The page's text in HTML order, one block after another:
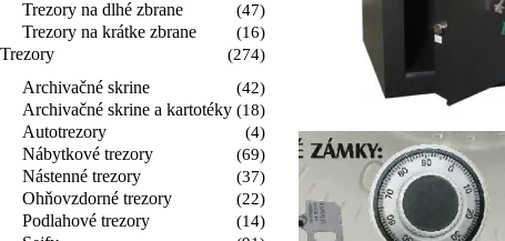
Trezory na dlhé zbrane (47)
Trezory na krátke zbrane (16)
Trezory (274)
Archivačné skrine (42)
Archivačné skrine a kartotéky (18)
Autotrezory (4)
Nábytkové trezory (69)
Nástenné trezory (37)
Ohňovzdorné trezory (22)
Podlahové trezory (14)